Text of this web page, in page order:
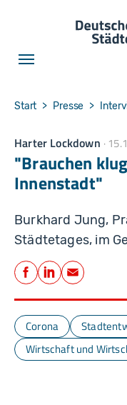
You are here:
Start Presse
Harter Lockdown
"Brauchen
Innenstadt"
Burkhard Jung,
Städtetages, im
Teilen
Facebook
LinkedIn
E-Mail
Corona
Wirtschaft und